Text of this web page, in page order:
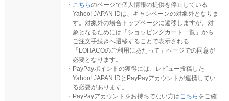
・ こちらのページで個人情報の提供を停止している
Yahoo! JAPAN IDは、キャンペーンの対象外となりま
す。対象外の場合トップページに遷移しますが、対
象となるためには「ショッピングカート一覧」から
ご注文手続きへ遷移することで表示される
「LOHACOのご利用にあたって」ページでの同意が
必要となります。
・ PayPayポイントの獲得には、レビュー投稿した
Yahoo! JAPAN IDとPayPayアカウントが連携してい
る必要があります。
・ PayPayアカウントをお持ちでない方はこちら をご確